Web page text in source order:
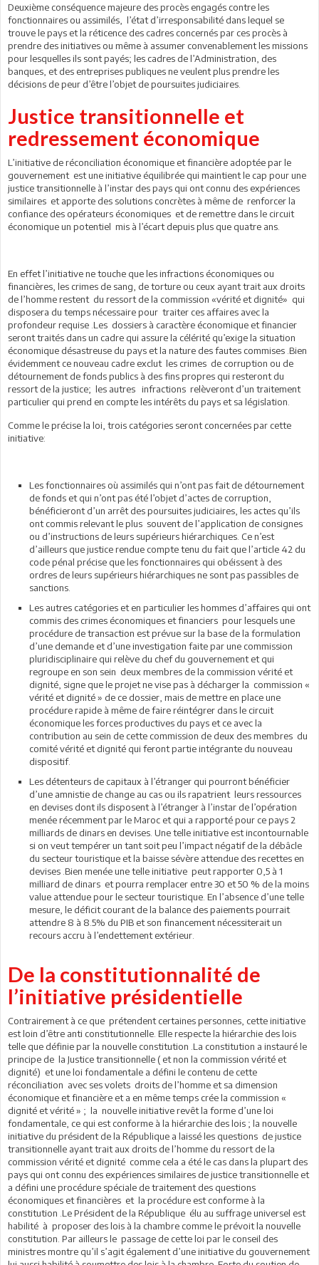
Deuxième conséquence majeure des procès engagés contre les
fonctionnaires ou assimilés, l’état d’irresponsabilité dans lequel se
trouve le pays et la réticence des cadres concernés par ces procès à
prendre des initiatives ou même à assumer convenablement les missions
pour lesquelles ils sont payés; les cadres de l’Administration, des
banques, et des entreprises publiques ne veulent plus prendre les
décisions de peur d’être l’objet de poursuites judiciaires.
Justice transitionnelle et
redressement économique
L’initiative de réconciliation économique et financière adoptée par le
gouvernement est une initiative équilibrée qui maintient le cap pour une
justice transitionnelle à l’instar des pays qui ont connu des expériences
similaires et apporte des solutions concrètes à même de renforcer la
confiance des opérateurs économiques et de remettre dans le circuit
économique un potentiel mis à l’écart depuis plus que quatre ans.
En effet l’initiative ne touche que les infractions économiques ou
financières, les crimes de sang, de torture ou ceux ayant trait aux droits
de l’homme restent du ressort de la commission «vérité et dignité» qui
disposera du temps nécessaire pour traiter ces affaires avec la
profondeur requise .Les dossiers à caractère économique et financier
seront traités dans un cadre qui assure la célérité qu’exige la situation
économique désastreuse du pays et la nature des fautes commises .Bien
évidemment ce nouveau cadre exclut les crimes de corruption ou de
détournement de fonds publics à des fins propres qui resteront du
ressort de la justice; les autres infractions relèveront d’un traitement
particulier qui prend en compte les intérêts du pays et sa législation.
Comme le précise la loi, trois catégories seront concernées par cette
initiative:
Les fonctionnaires où assimilés qui n’ont pas fait de détournement
de fonds et qui n’ont pas été l’objet d’actes de corruption,
bénéficieront d’un arrêt des poursuites judiciaires, les actes qu’ils
ont commis relevant le plus souvent de l’application de consignes
ou d’instructions de leurs supérieurs hiérarchiques. Ce n’est
d’ailleurs que justice rendue compte tenu du fait que l’article 42 du
code pénal précise que les fonctionnaires qui obéissent à des
ordres de leurs supérieurs hiérarchiques ne sont pas passibles de
sanctions.
Les autres catégories et en particulier les hommes d’affaires qui ont
commis des crimes économiques et financiers pour lesquels une
procédure de transaction est prévue sur la base de la formulation
d’une demande et d’une investigation faite par une commission
pluridisciplinaire qui relève du chef du gouvernement et qui
regroupe en son sein deux membres de la commission vérité et
dignité, signe que le projet ne vise pas à décharger la commission «
vérité et dignité » de ce dossier, mais de mettre en place une
procédure rapide à même de faire réintégrer dans le circuit
économique les forces productives du pays et ce avec la
contribution au sein de cette commission de deux des membres du
comité vérité et dignité qui feront partie intégrante du nouveau
dispositif.
Les détenteurs de capitaux à l’étranger qui pourront bénéficier
d’une amnistie de change au cas ou ils rapatrient leurs ressources
en devises dont ils disposent à l’étranger à l’instar de l’opération
menée récemment par le Maroc et qui a rapporté pour ce pays 2
milliards de dinars en devises. Une telle initiative est incontournable
si on veut tempérer un tant soit peu l’impact négatif de la débâcle
du secteur touristique et la baisse sévère attendue des recettes en
devises .Bien menée une telle initiative peut rapporter 0,5 à 1
milliard de dinars et pourra remplacer entre 30 et 50 % de la moins
value attendue pour le secteur touristique. En l’absence d’une telle
mesure, le déficit courant de la balance des paiements pourrait
attendre 8 à 8.5% du PIB et son financement nécessiterait un
recours accru à l’endettement extérieur.
De la constitutionnalité de
l’initiative présidentielle
Contrairement à ce que prétendent certaines personnes, cette initiative
est loin d’être anti constitutionnelle. Elle respecte la hiérarchie des lois
telle que définie par la nouvelle constitution .La constitution a instauré le
principe de la Justice transitionnelle ( et non la commission vérité et
dignité) et une loi fondamentale a défini le contenu de cette
réconciliation avec ses volets droits de l’homme et sa dimension
économique et financière et a en même temps crée la commission «
dignité et vérité » ; la nouvelle initiative revêt la forme d’une loi
fondamentale, ce qui est conforme à la hiérarchie des lois ; la nouvelle
initiative du président de la République a laissé les questions de justice
transitionnelle ayant trait aux droits de l’homme du ressort de la
commission vérité et dignité comme cela a été le cas dans la plupart des
pays qui ont connu des expériences similaires de justice transitionnelle et
a défini une procédure spéciale de traitement des questions
économiques et financières et la procédure est conforme à la
constitution .Le Président de la République élu au suffrage universel est
habilité à proposer des lois à la chambre comme le prévoit la nouvelle
constitution. Par ailleurs le passage de cette loi par le conseil des
ministres montre qu’il s’agit également d’une initiative du gouvernement